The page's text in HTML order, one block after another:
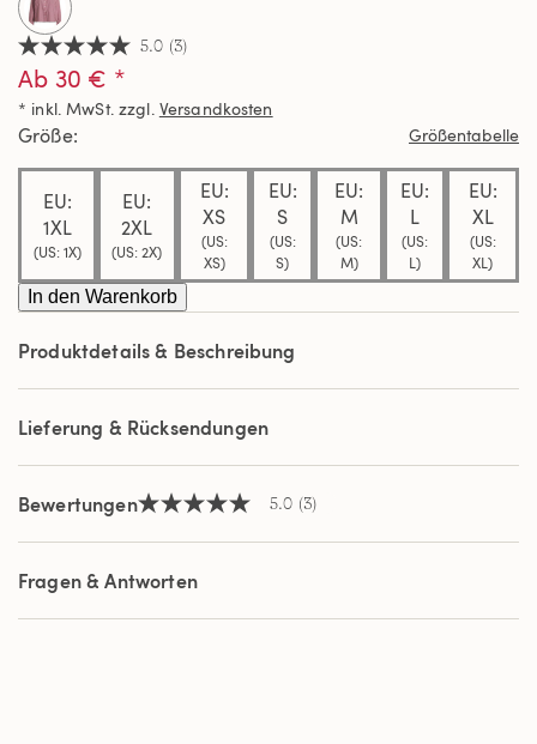
5.0
von
5
Sternen,
Durchschnittswert
Bewertung.
Reviews.
Link
auf
derselben
Seite.
5.0 (3)
Ab 30 € *
* inkl. MwSt. zzgl. Versandkosten
Größe Größentabelle
EU:
1XL
(US: 1X)
EU:
2XL
(US: 2X)
EU:
XS
(US:
XS)
EU:
S
(US:
S)
EU:
M
(US:
M)
EU:
L
(US:
L)
EU:
XL
(US:
XL)
In den Warenkorb
Produktdetails & Beschreibung
Lieferung & Rücksendungen
Bewertungen5.0
5
Sternen,
Durchschnittswert
Bewertung.
5.0 (3)
Fragen & Antworten